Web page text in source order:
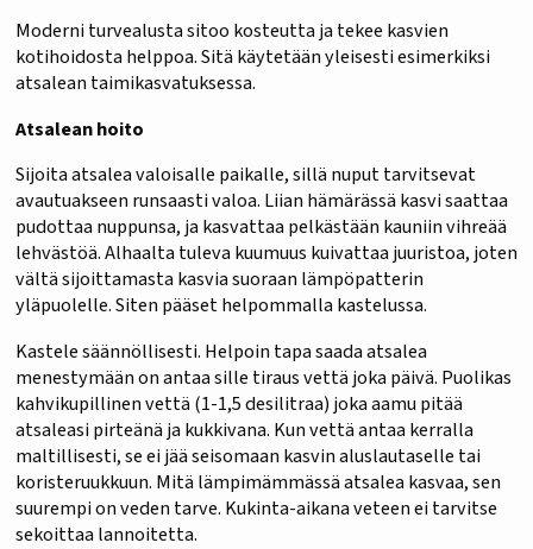
Moderni turvealusta sitoo kosteutta ja tekee kasvien
kotihoidosta helppoa. Sitä käytetään yleisesti esimerkiksi
atsalean taimikasvatuksessa.
Atsalean hoito
Sijoita atsalea valoisalle paikalle, sillä nuput tarvitsevat
avautuakseen runsaasti valoa. Liian hämärässä kasvi saattaa
pudottaa nuppunsa, ja kasvattaa pelkästään kauniin vihreää
lehvästöä. Alhaalta tuleva kuumuus kuivattaa juuristoa, joten
vältä sijoittamasta kasvia suoraan lämpöpatterin
yläpuolelle. Siten pääset helpommalla kastelussa.
Kastele säännöllisesti. Helpoin tapa saada atsalea
menestymään on antaa sille tiraus vettä joka päivä. Puolikas
kahvikupillinen vettä (1-1,5 desilitraa) joka aamu pitää
atsaleasi pirteänä ja kukkivana. Kun vettä antaa kerralla
maltillisesti, se ei jää seisomaan kasvin aluslautaselle tai
koristeruukkuun. Mitä lämpimämmässä atsalea kasvaa, sen
suurempi on veden tarve. Kukinta-aikana veteen ei tarvitse
sekoittaa lannoitetta.